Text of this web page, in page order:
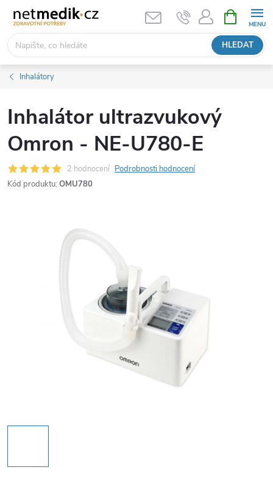
obsah
HLEDAT
NÁKUPNÍ
KOŠÍK
Inhalátory
Inhalátor ultrazvukový
Omron - NE-U780-E
2 hodnocení Podrobnosti hodnocení
Kód produktu: OMU780